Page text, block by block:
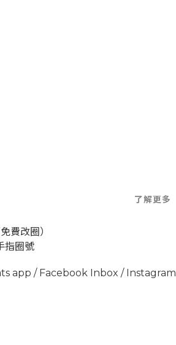
了解更多
費改圈）
指圈號
app / Facebook Inbox /